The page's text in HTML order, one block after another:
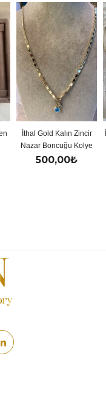
İthal Gold Kalın Zincir
Nazar Boncuğu Kolye
500,00₺